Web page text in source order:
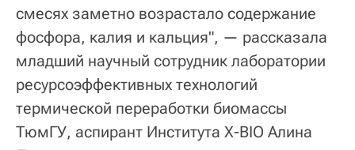
смесях заметно возрастало содержание
фосфора, калия и кальция", — рассказала
младший научный сотрудник лаборатории
ресурсоэффективных технологий
термической переработки биомассы
ТюмГУ, аспирант Института X-BIO Алина